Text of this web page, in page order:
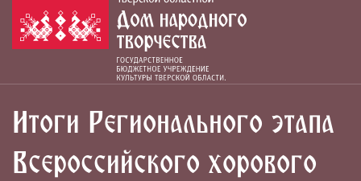
Итоги Регионального этапа
Всероссийского хорового